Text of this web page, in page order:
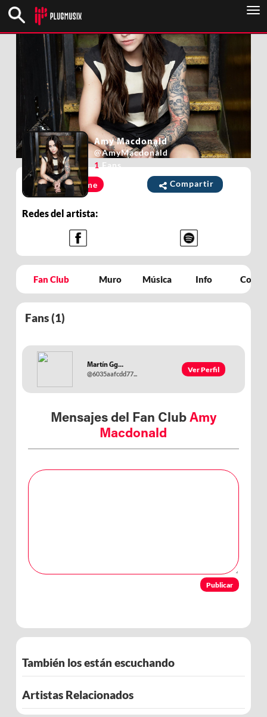
Unirme Compartir
Redes del artista:
Amy Macdonald
@AmyMacdonald
1 Fans
Fan Club Muro Música Info
Fans (1)
Martín Gg...
@6035aafcdd77... Ver Perfil
Mensajes del Fan Club Amy
Macdonald
Publicar
También los están escuchando
Artistas Relacionados